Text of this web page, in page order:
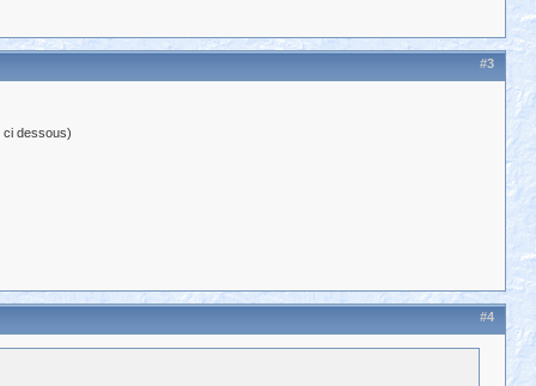
#3
ci dessous)
#4